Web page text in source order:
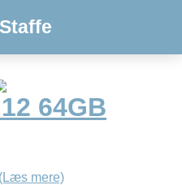
64GB
(Læs mere)